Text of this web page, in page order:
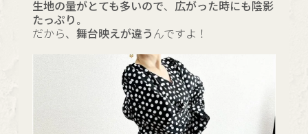
生地の量がとても多いので、広がった時にも陰影
たっぷり。
だから、 舞台映えが違う んですよ！